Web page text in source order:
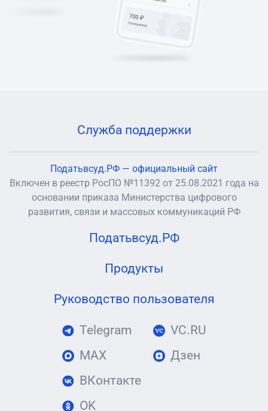
Служба поддержки
Податьвсуд.РФ — официальный сайт
Включен в реестр РосПО №11392 от 25.08.2021 года на
основании приказа Министерства цифрового
развития, связи и массовых коммуникаций РФ
Податьвсуд.РФ
Продукты
Руководство пользователя
Telegram
MAX
ВКонтакте
OK
VC.RU
Дзен